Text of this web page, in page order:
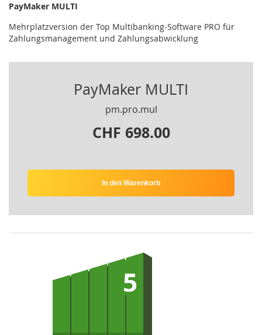
PayMaker MULTI
Mehrplatzversion der Top Multibanking-Software PRO für
Zahlungsmanagement und Zahlungsabwicklung
PayMaker MULTI
CHF 698.00
pm.pro.mul
In den Warenkorb